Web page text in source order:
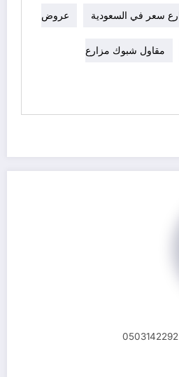
سعر في السعودية عروض
مقاول شبوك مزارع